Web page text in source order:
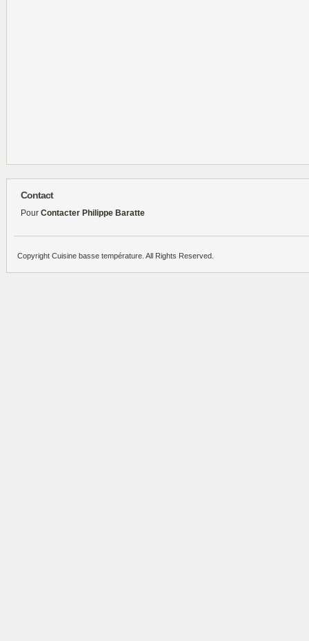
Contact
Pour Contacter Philippe Baratte
Copyright Cuisine basse température. All Rights Reserved.